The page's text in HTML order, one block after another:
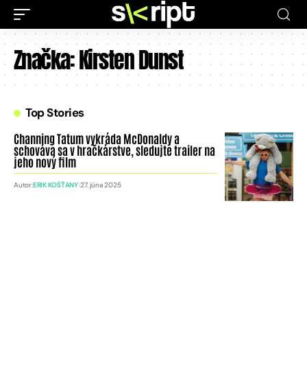
Značka:Kirsten Dunst
Top Stories
Channing Tatum vykráda McDonaldy a
schováva sa v hračkárstve, sledujte trailer na
jeho nový film
Autor:ERIK KOŠŤANY 27. júna 2025